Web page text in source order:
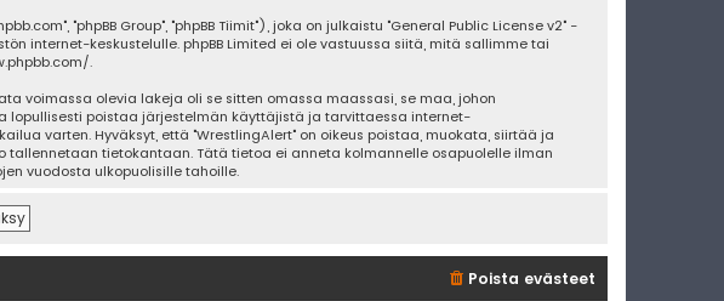
"phpBB Group", "phpBB Tiimit"), joka on julkaistu "General Public License v2" -
internet-keskustelulle. phpBB Limited ei ole vastuussa siitä, mitä sallimme tai
.
voimassa olevia lakeja oli se sitten omassa maassasi, se maa, johon
lopullisesti poistaa järjestelmän käyttäjistä ja tarvittaessa internet-
varten. Hyväksyt, että "WrestlingAlert" on oikeus poistaa, muokata, siirtää ja
tallennetaan tietokantaan. Tätä tietoa ei anneta kolmannelle osapuolelle ilman
vuodosta ulkopuolisille tahoille.
Poista evästeet